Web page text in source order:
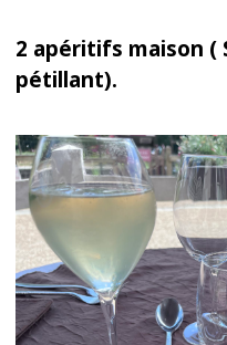
2 apéritifs maison (
pétillant).